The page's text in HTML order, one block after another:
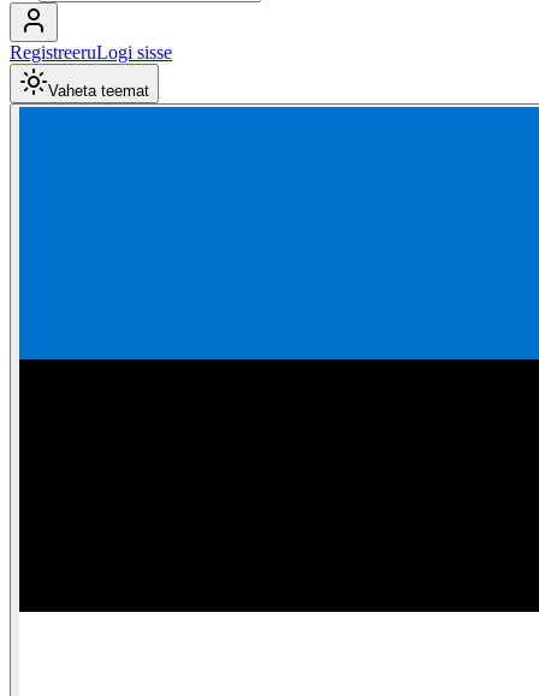
RegistreeruLogi sisse
Vaheta teemat